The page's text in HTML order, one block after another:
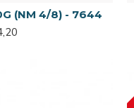
(NM 4/8) - 7644